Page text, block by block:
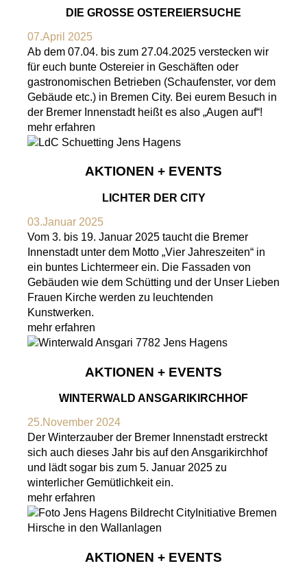
DIE GROSSE OSTEREIERSUCHE
07.April 2025
Ab dem 07.04. bis zum 27.04.2025 verstecken wir
für euch bunte Ostereier in Geschäften oder
gastronomischen Betrieben (Schaufenster, vor dem
Gebäude etc.) in Bremen City. Bei eurem Besuch in
der Bremer Innenstadt heißt es also „Augen auf“!
mehr erfahren
AKTIONEN + EVENTS
LICHTER DER CITY
03.Januar 2025
Vom 3. bis 19. Januar 2025 taucht die Bremer
Innenstadt unter dem Motto „Vier Jahreszeiten“ in
ein buntes Lichtermeer ein. Die Fassaden von
Gebäuden wie dem Schütting und der Unser Lieben
Frauen Kirche werden zu leuchtenden
Kunstwerken.
mehr erfahren
AKTIONEN + EVENTS
WINTERWALD ANSGARIKIRCHHOF
25.November 2024
Der Winterzauber der Bremer Innenstadt erstreckt
sich auch dieses Jahr bis auf den Ansgarikirchhof
und lädt sogar bis zum 5. Januar 2025 zu
winterlicher Gemütlichkeit ein.
mehr erfahren
AKTIONEN + EVENTS